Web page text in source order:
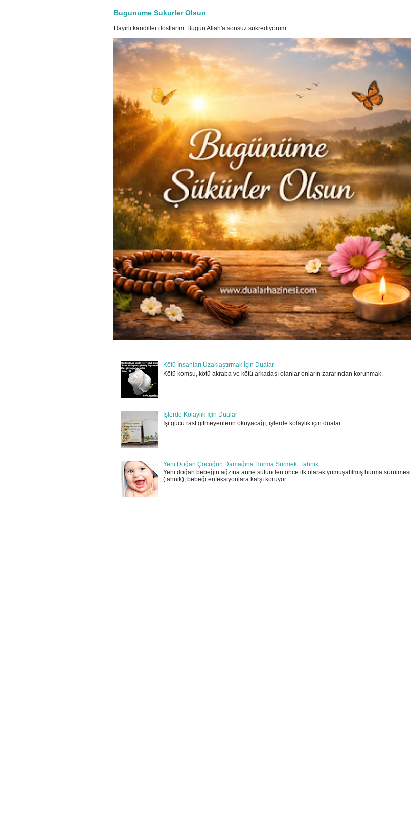
Bugunume Sukurler Olsun
Hayirli kandiller dostlarım. Bugun Allah'a sonsuz sukrediyorum.
Kötü İnsanları Uzaklaştırmak İçin Dualar
Kötü komşu, kötü akraba ve kötü arkadaşı olanlar onların zararından korunmak,
İşlerde Kolaylık İçin Dualar
İşi gücü rast gitmeyenlerin okuyacağı, işlerde kolaylık için dualar.
Yeni Doğan Çocuğun Damağına Hurma Sürmek: Tahnik
Yeni doğan bebeğin ağzına anne sütünden önce ilk olarak yumuşatılmış hurma sürülmesi
(tahnik), bebeği enfeksiyonlara karşı koruyor.